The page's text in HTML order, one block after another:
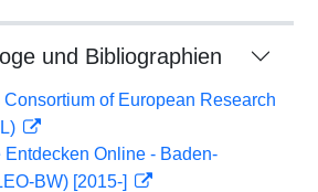
und Bibliographien
of European Research
Online - Baden-
BW) [2015-]